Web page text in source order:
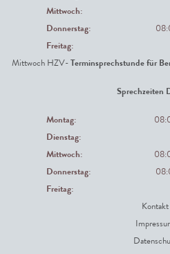
Mittwoch:
Donnerstag:
Freitag:
Mittwoch HZV- Terminsprechstunde für
Sprechzeiten
Montag:
Dienstag:
Mittwoch:
Donnerstag:
Freitag:
Kontakt